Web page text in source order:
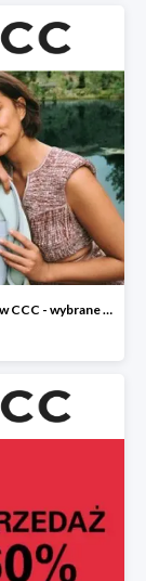
Dzień Kobiet w CCC - wybrane torebki i buty do -30%